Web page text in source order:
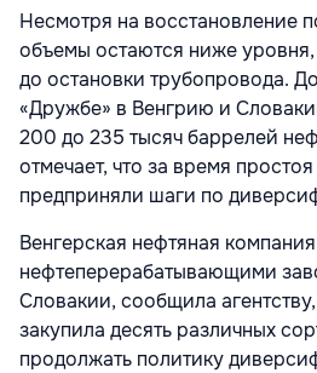
Несмотря на восстановление
объемы остаются ниже
до остановки трубопровода.
«Дружбе» в Венгрию и
200 до 235 тысяч баррелей
отмечает, что за время
предприняли шаги по
Венгерская нефтяная
нефтеперерабатывающими
Словакии, сообщила
закупила десять различных
продолжать политику